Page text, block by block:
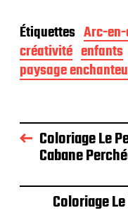
Étiquettes Arc-
créativité enfants
paysage
Coloriage Le
Cabane
Coloriage